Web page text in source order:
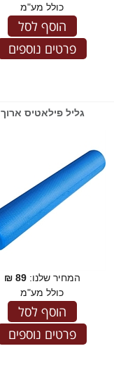
כולל מע"מ
הוסף לסל
פרטים נוספים
גליל פילאטיס ארוך
המחיר שלנו:89
₪
כולל מע"מ
הוסף לסל
פרטים נוספים